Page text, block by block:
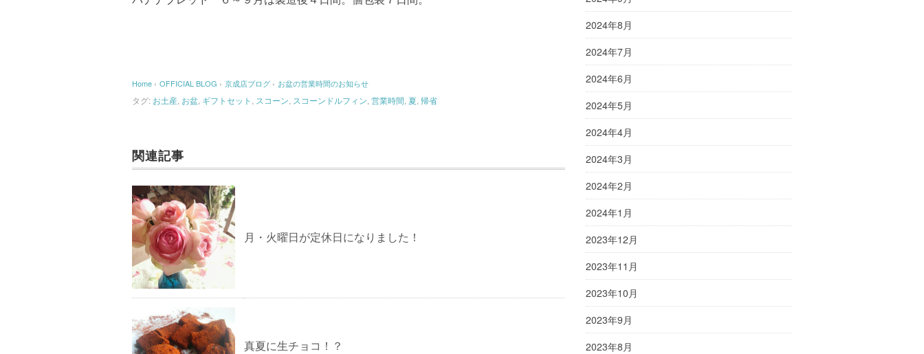
Home › OFFICIAL BLOG › 京成店ブログ › お盆の営業時間のお知らせ
タグ: お土産 お盆 ギフトセット スコーン スコーンドルフィン 営業時間 夏 帰省
関連記事
月・火曜日が定休日になりました！
真夏に生チョコ！？
2024年8月
2024年7月
2024年6月
2024年5月
2024年4月
2024年3月
2024年2月
2024年1月
2023年12月
2023年11月
2023年10月
2023年9月
2023年8月